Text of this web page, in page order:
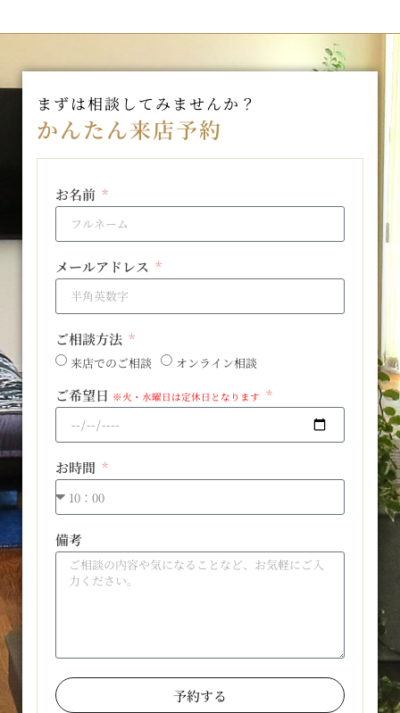
まずは相談してみませんか？
かんたん来店予約
お名前
メールアドレス
ご相談方法
来店でのご相談 オンライン相談
ご希望日 ※火・水曜日は定休日となります
お時間
備考
予約する